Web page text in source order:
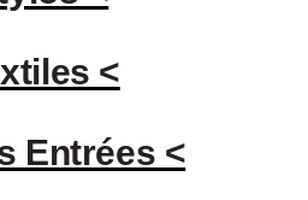
<
Entrées <